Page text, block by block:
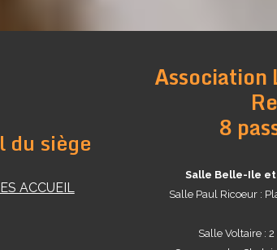
du siège
ACCUEIL
Association
8
Salle Belle-Ile et
Salle Paul Ricoeur :
Salle Voltaire :